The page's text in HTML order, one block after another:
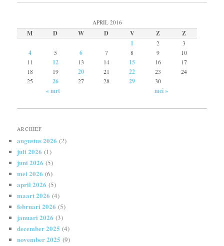
APRIL 2016
M D W D V Z
Z
1
2 3
4 5 6 7 8 9
10
11
12 13 14 15 16
17
18
19 20 21 22 23
24
25
26 27 28 29 30
« mrt mei »
ARCHIEF
augustus 2026 (2)
juli 2026 (1)
juni 2026 (5)
mei 2026 (6)
april 2026 (5)
maart 2026 (4)
februari 2026 (5)
januari 2026 (3)
december 2025 (4)
november 2025 (9)